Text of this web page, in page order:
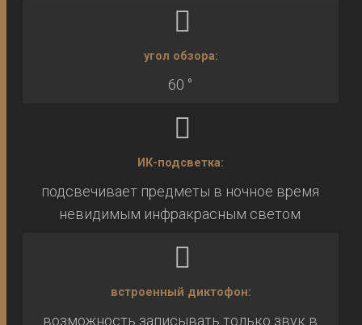
угол обзора:
60 °
ИК-подсветка:
подсвечивает предметы в ночное время
невидимым инфракрасным светом
встроенный диктофон:
возможность записывать только звук в